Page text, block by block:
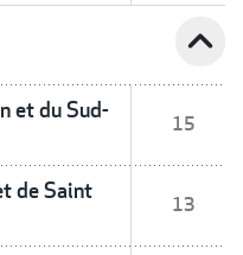
expand_less
et du Sud-
15
de Saint
13